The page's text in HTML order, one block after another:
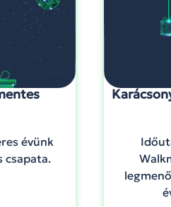
évünk
csapata.